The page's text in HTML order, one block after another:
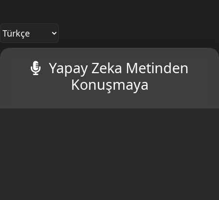
Yapay Zeka Metinden
Konuşmaya